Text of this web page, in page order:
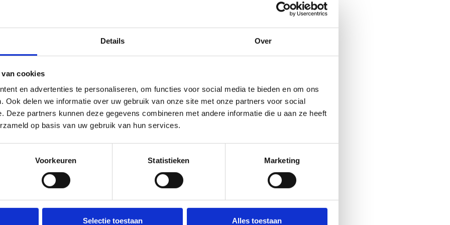
Details Over
cookies
en advertenties te personaliseren, om functies voor social media te bieden en om ons
Ook delen we informatie over uw gebruik van onze site met onze partners voor social
Deze partners kunnen deze gegevens combineren met andere informatie die u aan ze heeft
op basis van uw gebruik van hun services.
Voorkeuren Statistieken Marketing
Selectie toestaan Alles toestaan
toekomst van de sportwereld eruit? Sport heeft het potentieel om mensen te
te bevorderen. Maar hoe dan?
deelde Lien De Ruyck van
Van groene sporthubs tot spierkrachtcentrales. Hier train je je verbeeldingsspier.
tot 2021 samen met
om antwoorden te vinden op urgente vragen zoals:
uitzien? Waar zullen we in de toekomst sporten? Wanneer doen we dat? En met wie?
Welke infrastructuur hebben we daarvoor nog nodig? Welke sportclubs zijn het meest